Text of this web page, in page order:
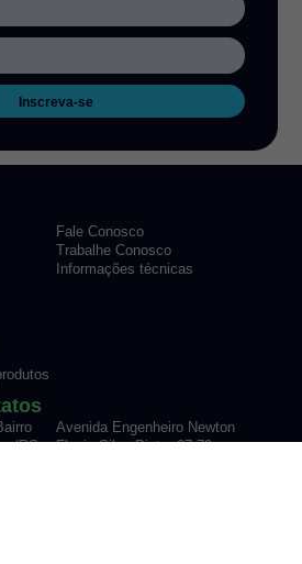
Inscreva-se
Fale Conosco
Trabalhe Conosco
Informações técnicas
RS
Avenida Engenheiro Newton
Flavio Silva Pinto, 07-70,